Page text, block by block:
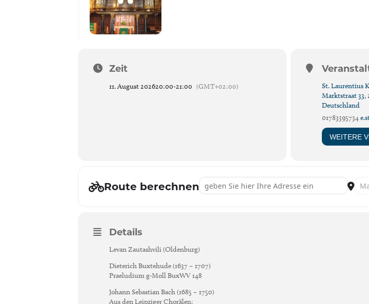
Zeit
11. August 202620:00-21:00 (GMT+02:00)
St. Laurentius
Marktstraat 33,
Deutschland
01783395734
WEITERE
Route berechnenAddress - Langenhorner Orgelsommer [lbowDZCMH]
Details
Levan Zautashvili (Oldenburg)
Dieterich Buxtehude (1637 – 1707)
Praeludium g-Moll BuxWV 148
Johann Sebastian Bach (1685 – 1750)
Aus den Leipziger Chorälen: